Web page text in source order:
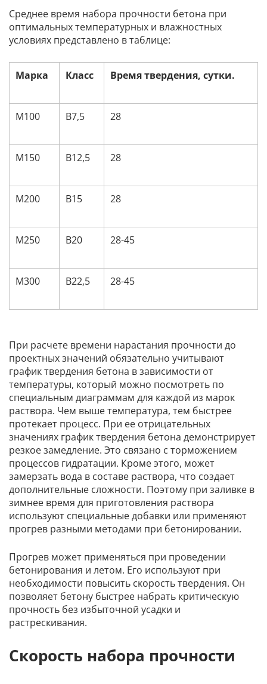
Среднее время набора прочности бетона при
оптимальных температурных и влажностных
условиях представлено в таблице:
Марка Класс Время твердения, сутки.
М100 В7,5 28
М150 В12,5 28
М200 В15 28
М250 В20 28-45
М300 В22,5 28-45
При расчете времени нарастания прочности до
проектных значений обязательно учитывают
график твердения бетона в зависимости от
температуры, который можно посмотреть по
специальным диаграммам для каждой из марок
раствора. Чем выше температура, тем быстрее
протекает процесс. При ее отрицательных
значениях график твердения бетона демонстрирует
резкое замедление. Это связано с торможением
процессов гидратации. Кроме этого, может
замерзать вода в составе раствора, что создает
дополнительные сложности. Поэтому при заливке в
зимнее время для приготовления раствора
используют специальные добавки или применяют
прогрев разными методами при бетонировании.
Прогрев может применяться при проведении
бетонирования и летом. Его используют при
необходимости повысить скорость твердения. Он
позволяет бетону быстрее набрать критическую
прочность без избыточной усадки и
растрескивания.
Скорость набора прочности